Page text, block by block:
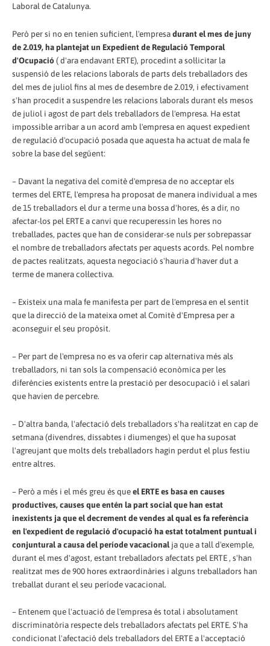
Laboral de Catalunya.
Però per si no en tenien suficient, l'empresadurant el mes de juny
de 2.019, ha plantejat un Expedient de Regulació Temporal
d'Ocupació( d'ara endavant ERTE), procedint a sol·licitar la
suspensió de les relacions laborals de parts dels treballadors des
del mes de juliol fins al mes de desembre de 2.019, i efectivament
s'han procedit a suspendre les relacions laborals durant els mesos
de juliol i agost de part dels treballadors de l'empresa. Ha estat
impossible arribar a un acord amb l'empresa en aquest expedient
de regulació d'ocupació posada que aquesta ha actuat de mala fe
sobre la base del següent:
– Davant la negativa del comitè d'empresa de no acceptar els
termes del ERTE, l'empresa ha proposat de manera individual a mes
de 15 treballadors el dur a terme una bossa d'hores, és a dir, no
afectar-los pel ERTE a canvi que recuperessin les hores no
treballades, pactes que han de considerar-se nuls per sobrepassar
el nombre de treballadors afectats per aquests acords. Pel nombre
de pactes realitzats, aquesta negociació s'hauria d'haver dut a
terme de manera col·lectiva.
– Existeix una mala fe manifesta per part de l'empresa en el sentit
que la direcció de la mateixa omet al Comitè d'Empresa per a
aconseguir el seu propòsit.
– Per part de l'empresa no es va oferir cap alternativa més als
treballadors, ni tan sols la compensació econòmica per les
diferències existents entre la prestació per desocupació i el salari
que havien de percebre.
– D'altra banda, l'afectació dels treballadors s'ha realitzat en cap de
setmana (divendres, dissabtes i diumenges) el que ha suposat
l'agreujant que molts dels treballadors hagin perdut el plus festiu
entre altres.
– Però a més i el més greu és queel ERTE es basa en causes
productives, causes que entén la part social que han estat
inexistents ja que el decrement de vendes al qual es fa referència
en l'expedient de regulació d'ocupació ha estat totalment puntual i
conjuntural a causa del període vacacional ja que a tall d'exemple,
durant el mes d'agost, estant treballadors afectats pel ERTE , s'han
realitzat mes de 900 hores extraordinàries i alguns treballadors han
treballat durant el seu període vacacional.
– Entenem que l'actuació de l'empresa és total i absolutament
discriminatòria respecte dels treballadors afectats pel ERTE. S'ha
condicionat l'afectació dels treballadors del ERTE a l'acceptació